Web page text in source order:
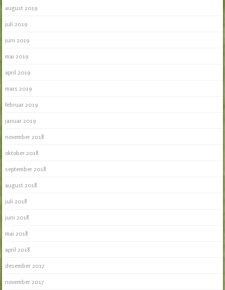
august 2019
juli 2019
juni 2019
mai 2019
april 2019
mars 2019
februar 2019
januar 2019
november 2018
oktober 2018
september 2018
august 2018
juli 2018
juni 2018
mai 2018
april 2018
desember 2017
november 2017